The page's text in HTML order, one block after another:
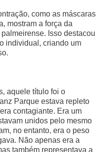
como as máscaras
mostram a força da
Isso destacou
individual, criando um
aquele título foi o
Parque estava repleto
contagiante. Era um
unidos pelo mesmo
no entanto, era o peso
Não apenas era a
também representava a